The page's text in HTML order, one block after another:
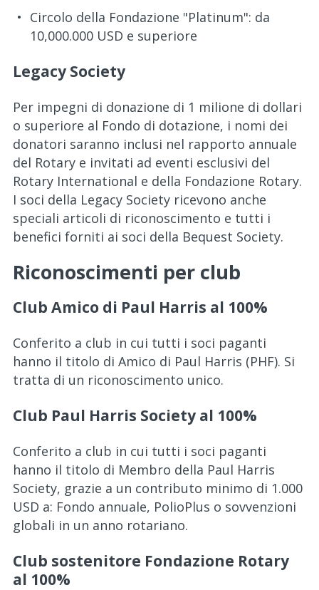
Circolo della Fondazione "Platinum": da
10,000.000 USD e superiore
Legacy Society
Per impegni di donazione di 1 milione di dollari
o superiore al Fondo di dotazione, i nomi dei
donatori saranno inclusi nel rapporto annuale
del Rotary e invitati ad eventi esclusivi del
Rotary International e della Fondazione Rotary.
I soci della Legacy Society ricevono anche
speciali articoli di riconoscimento e tutti i
benefici forniti ai soci della Bequest Society.
Riconoscimenti per club
Club Amico di Paul Harris al 100%
Conferito a club in cui tutti i soci paganti
hanno il titolo di Amico di Paul Harris (PHF). Si
tratta di un riconoscimento unico.
Club Paul Harris Society al 100%
Conferito a club in cui tutti i soci paganti
hanno il titolo di Membro della Paul Harris
Society, grazie a un contributo minimo di 1.000
USD a: Fondo annuale, PolioPlus o sovvenzioni
globali in un anno rotariano.
Club sostenitore Fondazione Rotary
al 100%